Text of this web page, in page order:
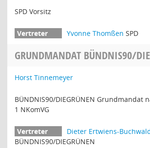
SPD Vorsitz
Yvonne Thomßen SPD
GRUNDMANDAT BÜNDNIS90/
Horst Tinnemeyer
BÜNDNIS90/DIEGRÜNEN Grundmandat
1 NKomVG
Dieter Ertwiens-
BÜNDNIS90/DIEGRÜNEN